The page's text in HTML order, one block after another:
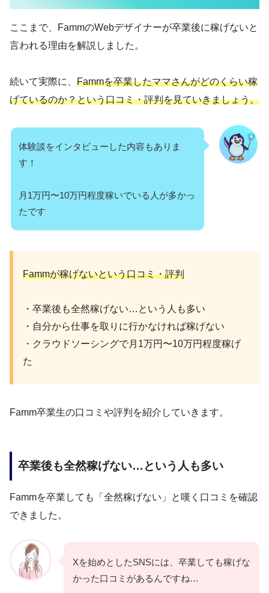
ここまで、FammのWebデザイナーが卒業後に稼げないと
言われる理由を解説しました。
続いて実際に、 Fammを卒業したママさんがどのくらい稼
げているのか？という口コミ・評判を見ていきましょう。
体験談をインタビューした内容もありま
す！
月1万円〜10万円程度稼いでいる人が多かっ
たです
Fammが稼げないという口コミ・評判
・卒業後も全然稼げない…という人も多い
・自分から仕事を取りに行かなければ稼げない
・クラウドソーシングで月1万円〜10万円程度稼げ
た
Famm卒業生の口コミや評判を紹介していきます。
卒業後も全然稼げない…という人も多い
Fammを卒業しても「全然稼げない」と嘆く口コミを確認
できました。
Xを始めとしたSNSには、卒業しても稼げな
かった口コミがあるんですね…